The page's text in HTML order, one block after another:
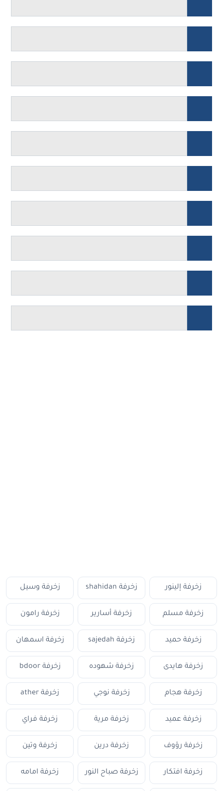
زخرفة إلينور زخرفة shahidan زخرفة وسيل
زخرفة مسلم زخرفة أسارير زخرفة رامون
زخرفة حميد زخرفة sajedah زخرفة اسمهان
زخرفة هايدى زخرفة شهوده زخرفة bdoor
زخرفة هجام زخرفة نوجي زخرفة ather
زخرفة عميد زخرفة مرية زخرفة فراي
زخرفة رؤوف زخرفة درين زخرفة وتين
زخرفة افتكار زخرفة صباح النور زخرفة امامه